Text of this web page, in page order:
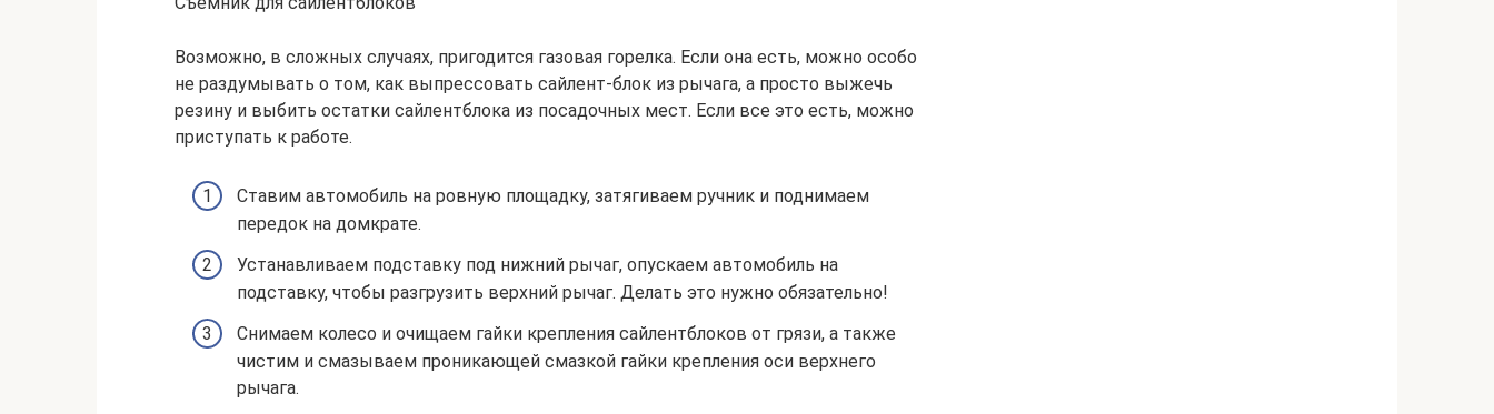
Возможно, в сложных случаях, пригодится газовая горелка. Если она есть, можно особо
не раздумывать о том, как выпрессовать сайлент-блок из рычага, а просто выжечь
резину и выбить остатки сайлентблока из посадочных мест. Если все это есть, можно
приступать к работе.
Ставим автомобиль на ровную площадку, затягиваем ручник и поднимаем
передок на домкрате.
Устанавливаем подставку под нижний рычаг, опускаем автомобиль на
подставку, чтобы разгрузить верхний рычаг. Делать это нужно обязательно!
Снимаем колесо и очищаем гайки крепления сайлентблоков от грязи, а также
чистим и смазываем проникающей смазкой гайки крепления оси верхнего
рычага.